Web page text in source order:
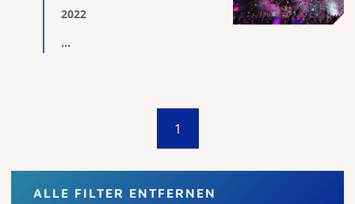
2022
...
1
ALLE FILTER ENTFERNEN